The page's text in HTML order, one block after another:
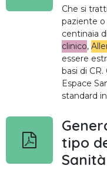
Che si
paziente o
centinaia
clinico,
essere
basi di
Espace
standard
tipo
Sanità